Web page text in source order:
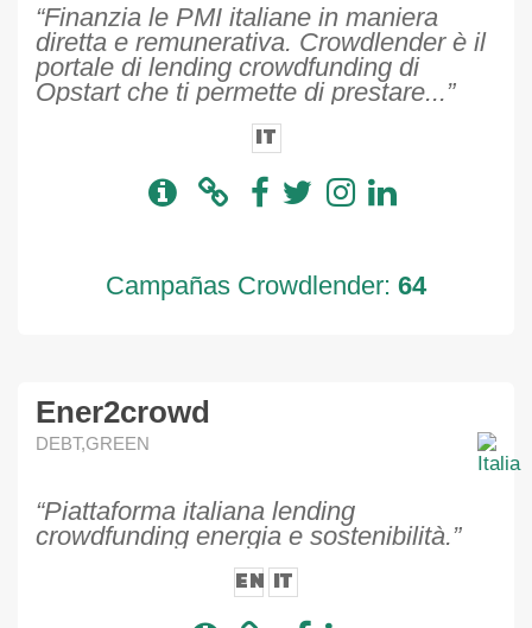
“Finanzia le PMI italiane in maniera
diretta e remunerativa. Crowdlender è il
portale di lending crowdfunding di
Opstart che ti permette di prestare...”
IT
Campañas Crowdlender: 64
Ener2crowd
DEBT,GREEN
“Piattaforma italiana lending
crowdfunding energia e sostenibilità.”
EN IT